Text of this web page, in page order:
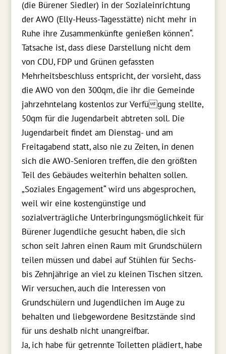
(die Bürener Siedler) in der Sozialeinrichtung
der AWO (Elly-Heuss-Tagesstätte) nicht mehr in
Ruhe ihre Zusammenkünfte genießen können“.
Tatsache ist, dass diese Darstellung nicht dem
von CDU, FDP und Grünen gefassten
Mehrheitsbeschluss entspricht, der vorsieht, dass
die AWO von den 300qm, die ihr die Gemeinde
jahrzehntelang kostenlos zur Verfügung stellte,
50qm für die Jugendarbeit abtreten soll. Die
Jugendarbeit findet am Dienstag- und am
Freitagabend statt, also nie zu Zeiten, in denen
sich die AWO-Senioren treffen, die den größten
Teil des Gebäudes weiterhin behalten sollen.
„Soziales Engagement“ wird uns abgesprochen,
weil wir eine kostengünstige und
sozialverträgliche Unterbringungsmöglichkeit für
Bürener Jugendliche gesucht haben, die sich
schon seit Jahren einen Raum mit Grundschülern
teilen müssen und dabei auf Stühlen für Sechs-
bis Zehnjährige an viel zu kleinen Tischen sitzen.
Wir versuchen, auch die Interessen von
Grundschülern und Jugendlichen im Auge zu
behalten und liebgewordene Besitzstände sind
für uns deshalb nicht unangreifbar.
Ja, ich habe für getrennte Toiletten plädiert, habe